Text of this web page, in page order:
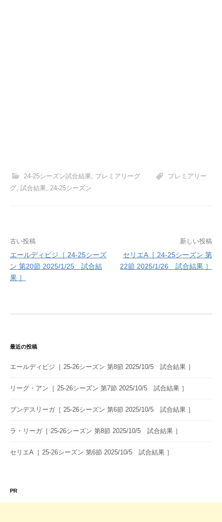
24-25シーズン試合結果, プレミアリーグ
プレミアリー
グ 試合結果 24-25シーズン
投
稿
ナ
シ
ョ
古い投稿
エールディビジ［ 24-25シーズ
ン 第20節 2025/1/25 試合結
果 ］
新しい投稿
セリエA［ 24-25シーズン 第
22節 2025/1/26 試合結果 ］
最近の投稿
エールディビジ［ 25-26シーズン 第8節 2025/10/5 試合結果 ］
リーグ・アン［ 25-26シーズン 第7節 2025/10/5 試合結果 ］
ブンデスリーガ［ 25-26シーズン 第6節 2025/10/5 試合結果 ］
ラ・リーガ［ 25-26シーズン 第8節 2025/10/5 試合結果 ］
セリエA［ 25-26シーズン 第6節 2025/10/5 試合結果 ］
PR